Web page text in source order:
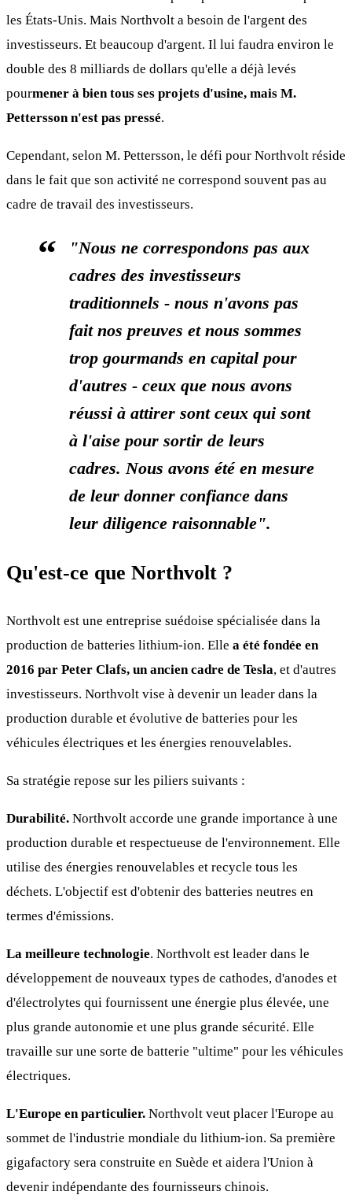
les États-Unis. Mais Northvolt a besoin de l'argent des
investisseurs. Et beaucoup d'argent. Il lui faudra environ le
double des 8 milliards de dollars qu'elle a déjà levés
pourmener à bien tous ses projets d'usine, mais M.
Pettersson n'est pas pressé.
Cependant, selon M. Pettersson, le défi pour Northvolt réside
dans le fait que son activité ne correspond souvent pas au
cadre de travail des investisseurs.
"Nous ne correspondons pas aux
cadres des investisseurs
traditionnels - nous n'avons pas
fait nos preuves et nous sommes
trop gourmands en capital pour
d'autres - ceux que nous avons
réussi à attirer sont ceux qui sont
à l'aise pour sortir de leurs
cadres. Nous avons été en mesure
de leur donner confiance dans
leur diligence raisonnable".
Qu'est-ce que Northvolt ?
Northvolt est une entreprise suédoise spécialisée dans la
production de batteries lithium-ion. Elle a été fondée en
2016 par Peter Clafs, un ancien cadre de Tesla, et d'autres
investisseurs. Northvolt vise à devenir un leader dans la
production durable et évolutive de batteries pour les
véhicules électriques et les énergies renouvelables.
Sa stratégie repose sur les piliers suivants :
Durabilité. Northvolt accorde une grande importance à une
production durable et respectueuse de l'environnement. Elle
utilise des énergies renouvelables et recycle tous les
déchets. L'objectif est d'obtenir des batteries neutres en
termes d'émissions.
La meilleure technologie. Northvolt est leader dans le
développement de nouveaux types de cathodes, d'anodes et
d'électrolytes qui fournissent une énergie plus élevée, une
plus grande autonomie et une plus grande sécurité. Elle
travaille sur une sorte de batterie "ultime" pour les véhicules
électriques.
L'Europe en particulier. Northvolt veut placer l'Europe au
sommet de l'industrie mondiale du lithium-ion. Sa première
gigafactory sera construite en Suède et aidera l'Union à
devenir indépendante des fournisseurs chinois.